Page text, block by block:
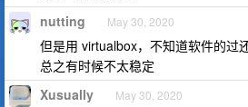
nutting May 30, 2020
但是用 virtualbox，不知道软件的过
总之有时候不太稳定
Xusually May 30, 2020